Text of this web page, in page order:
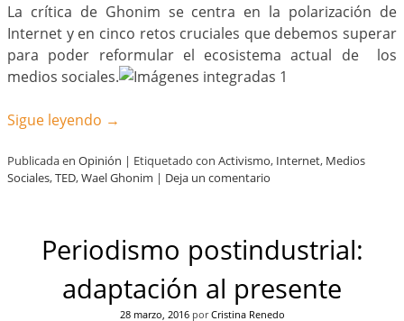
La crítica de Ghonim se centra en la polarización de
Internet y en cinco retos cruciales que debemos superar
para poder reformular el ecosistema actual de los
medios sociales.
Sigue leyendo →
Publicada en Opinión | Etiquetado con Activismo, Internet, Medios
Sociales,TED,Wael Ghonim | Deja un comentario
Periodismo postindustrial:
adaptación al presente
28 marzo, 2016porCristina Renedo